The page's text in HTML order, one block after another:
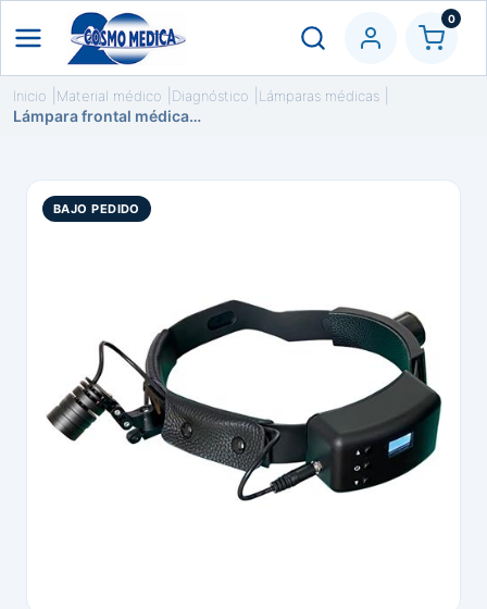
0
Inicio Material médico Diagnóstico Lámparas médicas
Lámpara frontal médica con luz LED de 3W
BAJO PEDIDO